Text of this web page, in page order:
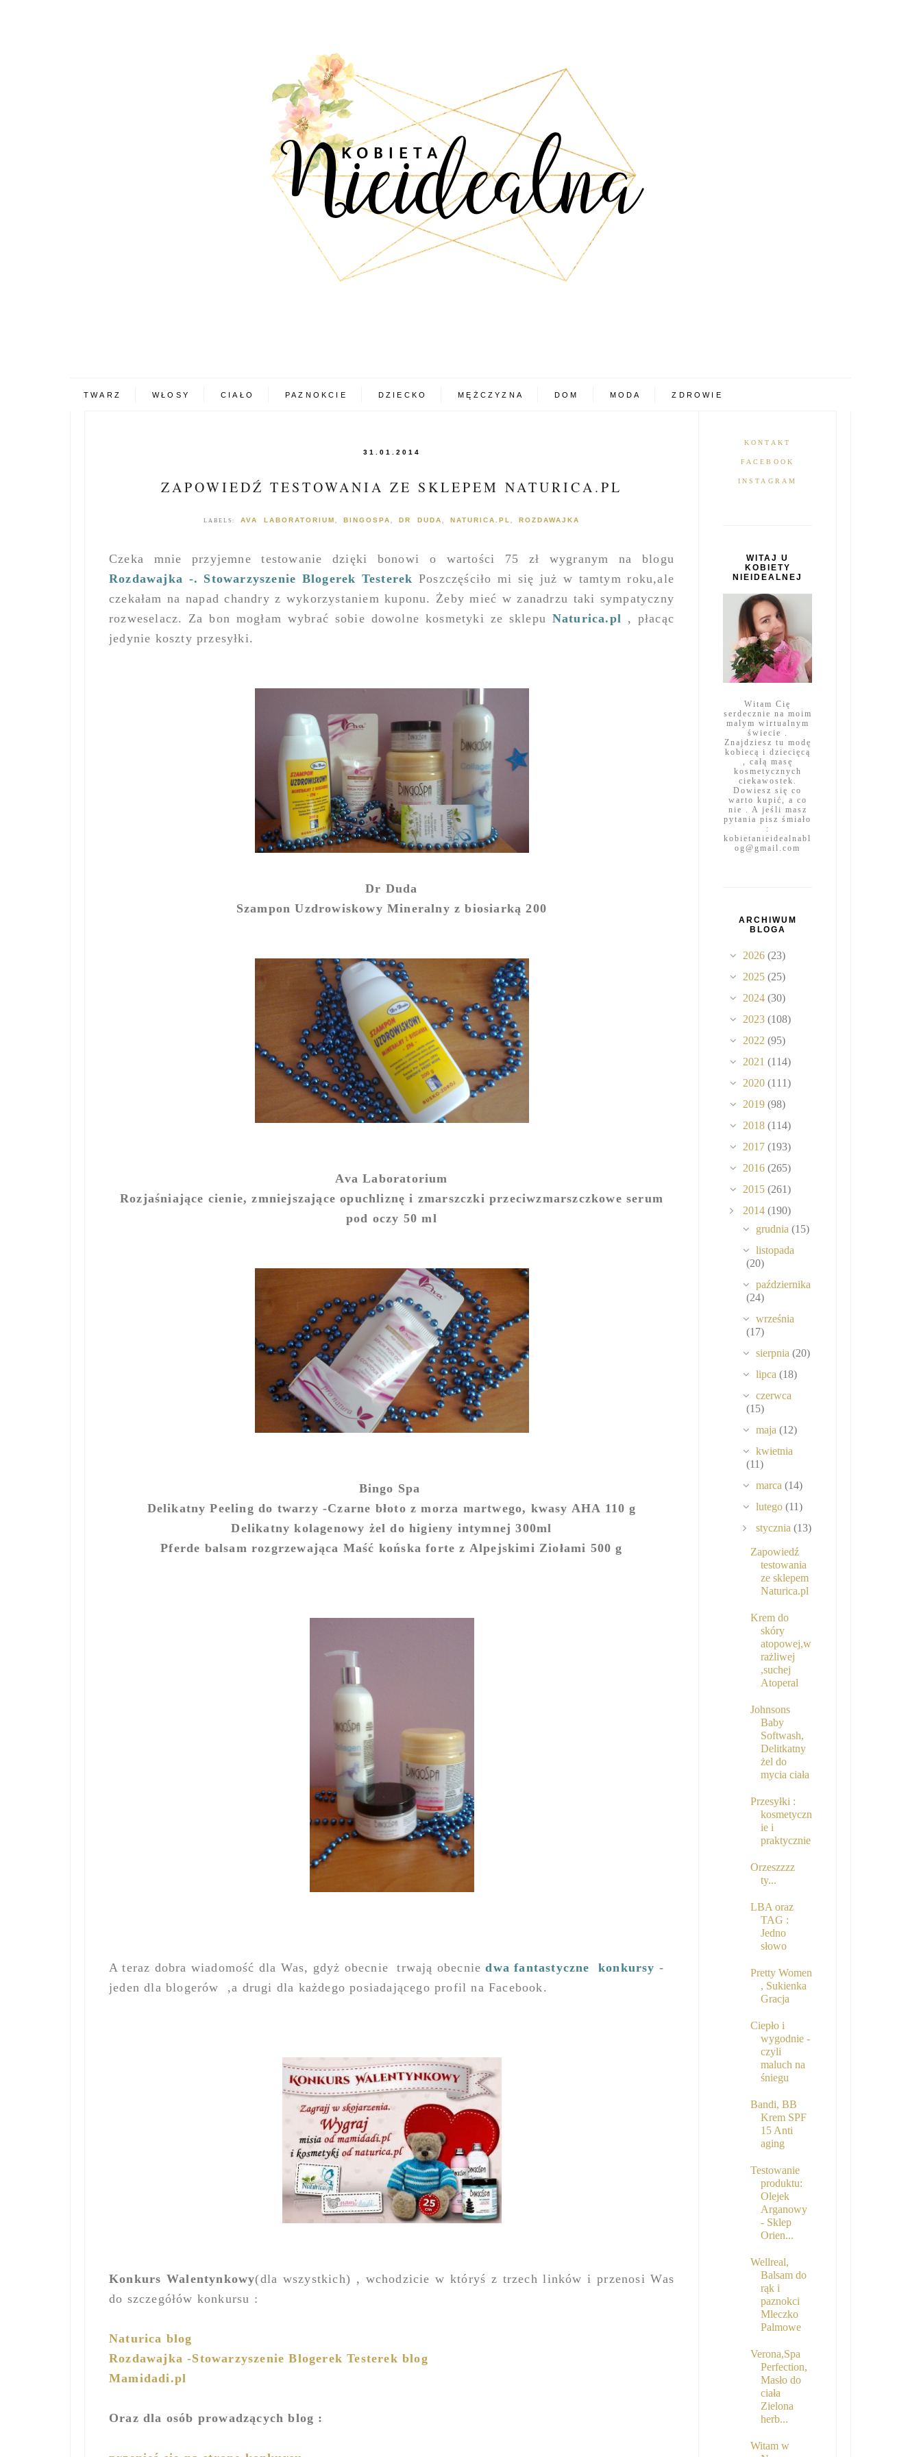
TWARZ WŁOSY CIAŁO PAZNOKCIE DZIECKO MĘŻCZYZNA DOM MODA ZDROWIE
31.01.2014
ZAPOWIEDŹ TESTOWANIA ZE SKLEPEM NATURICA.PL
LABELS: AVA LABORATORIUM , BINGOSPA , DR DUDA , NATURICA.PL , ROZDAWAJKA
Czeka mnie przyjemne testowanie dzięki bonowi o wartości 75 zł wygranym na blogu
Rozdawajka -. Stowarzyszenie Blogerek Testerek Poszczęściło mi się już w tamtym roku,ale
czekałam na napad chandry z wykorzystaniem kuponu. Żeby mieć w zanadrzu taki sympatyczny
rozweselacz. Za bon mogłam wybrać sobie dowolne kosmetyki ze sklepu Naturica.pl , płacąc
jedynie koszty przesyłki.
Dr Duda
Szampon Uzdrowiskowy Mineralny z biosiarką 200
Ava Laboratorium
Rozjaśniające cienie, zmniejszające opuchliznę i zmarszczki przeciwzmarszczkowe serum
pod oczy 50 ml
Bingo Spa
Delikatny Peeling do twarzy -Czarne błoto z morza martwego, kwasy AHA 110 g
Delikatny kolagenowy żel do higieny intymnej 300ml
Pferde balsam rozgrzewająca Maść końska forte z Alpejskimi Ziołami 500 g
A teraz dobra wiadomość dla Was, gdyż obecnie trwają obecnie dwa fantastyczne konkursy -
jeden dla blogerów ,a drugi dla każdego posiadającego profil na Facebook.
Konkurs Walentynkowy(dla wszystkich) , wchodzicie w któryś z trzech linków i przenosi Was
do szczegółów konkursu :
Naturica blog
Rozdawajka -Stowarzyszenie Blogerek Testerek blog
Mamidadi.pl
Oraz dla osób prowadzących blog :
KONTAKT
FACEBOOK
INSTAGRAM
WITAJ U
KOBIETY
NIEIDEALNEJ
Witam Cię
serdecznie na moim
malym wirtualnym
świecie .
Znajdziesz tu modę
kobiecą i dziecięcą
, całą masę
kosmetycznych
ciekawostek.
Dowiesz się co
warto kupić, a co
nie . A jeśli masz
pytania pisz śmiało
:
kobietanieidealnabl
og@gmail.com
ARCHIWUM
BLOGA
2026 (23)
2025 (25)
2024 (30)
2023 (108)
2022 (95)
2021 (114)
2020 (111)
2019 (98)
2018 (114)
2017 (193)
2016 (265)
2015 (261)
2014 (190)
grudnia(15)
listopada
(20)
października
(24)
września
(17)
sierpnia(20)
lipca(18)
czerwca
(15)
maja(12)
kwietnia
(11)
marca(14)
lutego(11)
stycznia(13)
Zapowiedź
testowania
ze sklepem
Naturica.pl
Krem do
skóry
atopowej,w
rażliwej
,suchej
Atoperal
Johnsons
Baby
Softwash,
Delitkatny
żel do
mycia ciała
Przesyłki :
kosmetyczn
ie i
praktycznie
Orzeszzzz
ty...
LBA oraz
TAG :
Jedno
słowo
Pretty Women
, Sukienka
Gracja
Ciepło i
wygodnie -
czyli
maluch na
śniegu
Bandi, BB
Krem SPF
15 Anti
aging
Testowanie
produktu:
Olejek
Arganowy
- Sklep
Orien...
Wellreal,
Balsam do
rąk i
paznokci
Mleczko
Palmowe
Verona,Spa
Perfection,
Masło do
ciała
Zielona
herb...
Witam w